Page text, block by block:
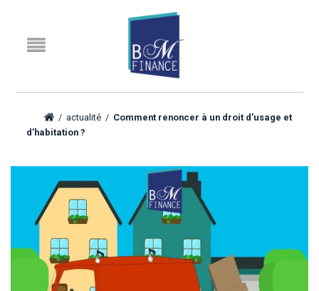
/ actualité / Comment renoncer à un droit d’usage et
d’habitation ?